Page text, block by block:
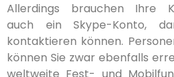
Allerdings brauchen Ihre
auch ein Skype-Konto,
kontaktieren können.
können Sie zwar ebenfalls